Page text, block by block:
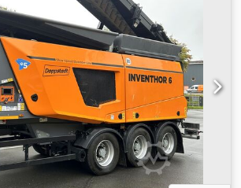
aus rostfreiem Edelstahl, Pumpenfuß
DN 32 - geeignet für die
Bewässerung und Entwässerung
L x B x H 250 x 220 x 830 mm Gewicht
Ersatzpumpe aus Lagerbestand,
oder Tauchpumpe